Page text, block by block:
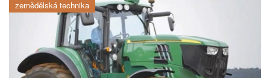
zemědělská technika